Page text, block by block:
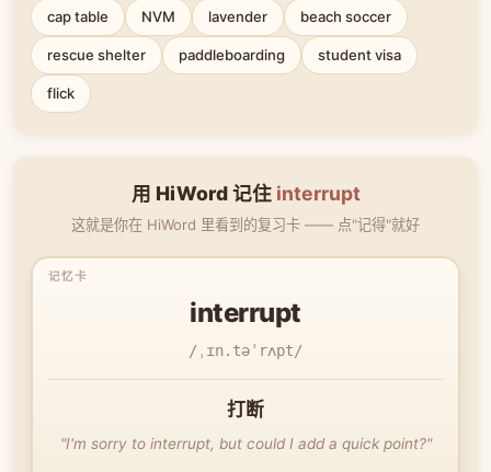
cap table NVM lavender beach soccer
rescue shelter paddleboarding student visa
flick
用 HiWord 记住 interrupt
这就是你在 HiWord 里看到的复习卡 —— 点"记得"就好
interrupt
/ˌɪn.təˈrʌpt/
打断
"I'm sorry to interrupt, but could I add a quick point?"